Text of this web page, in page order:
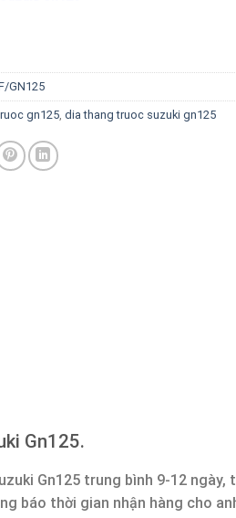
GN125
gn125, dia thang truoc suzuki gn125
Gn125.
Gn125 trung bình 9-12 ngày,
báo thời gian nhận hàng cho